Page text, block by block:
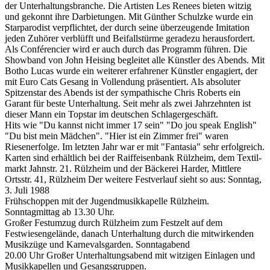
der Unterhaltungsbranche. Die Artisten Les Renees bieten witzig
und gekonnt ihre Darbietungen. Mit Günther Schulzke wurde ein
Starparodist verpflichtet, der durch seine überzeugende Imitation
jeden Zuhörer verblüfft und Beifallstürme geradezu herausfordert.
Als Conférencier wird er auch durch das Programm führen. Die
Showband von John Heising begleitet alle Künstler des Abends. Mit
Botho Lucas wurde ein weiterer erfahrener Künstler engagiert, der
mit Euro Cats Gesang in Vollendung präsentiert. Als absoluter
Spitzenstar des Abends ist der sympathische Chris Roberts ein
Garant für beste Unterhaltung. Seit mehr als zwei Jahrzehnten ist
dieser Mann ein Topstar im deutschen Schlagergeschäft.
Hits wie "Du kannst nicht immer 17 sein" "Do jou speak English"
"Du bist mein Mädchen". "Hier ist ein Zimmer frei" waren
Riesenerfolge. Im letzten Jahr war er mit "Fantasia" sehr erfolgreich.
Karten sind erhältlich bei der Raiffeisenbank Rülzheim, dem Textil-
markt Jahnstr. 21. Rülzheim und der Bäckerei Harder, Mittlere
Ortsstr. 41, Rülzheim Der weitere Festverlauf sieht so aus: Sonntag,
3. Juli 1988
Frühschoppen mit der Jugendmusikkapelle Rülzheim.
Sonntagmittag ab 13.30 Uhr.
Großer Festumzug durch Rülzheim zum Festzelt auf dem
Festwiesengelände, danach Unterhaltung durch die mitwirkenden
Musikzüge und Karnevalsgarden. Sonntagabend
20.00 Uhr Großer Unterhaltungsabend mit witzigen Einlagen und
Musikkapellen und Gesangsgruppen.